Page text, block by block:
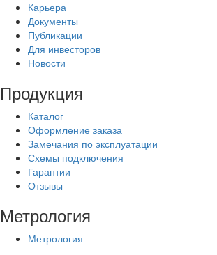
Карьера
Документы
Публикации
Для инвесторов
Новости
Продукция
Каталог
Оформление заказа
Замечания по эксплуатации
Схемы подключения
Гарантии
Отзывы
Метрология
Метрология